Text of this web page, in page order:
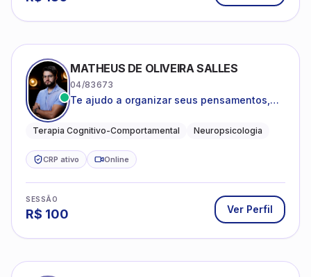
MATHEUS DE OLIVEIRA SALLES
04/83673
Te ajudo a organizar seus pensamentos,
clareza e sentido, com uma terapia
Terapia Cognitivo-Comportamental Neuropsicologia
CRP ativo Online
SESSÃO
R$ 100 Ver Perfil